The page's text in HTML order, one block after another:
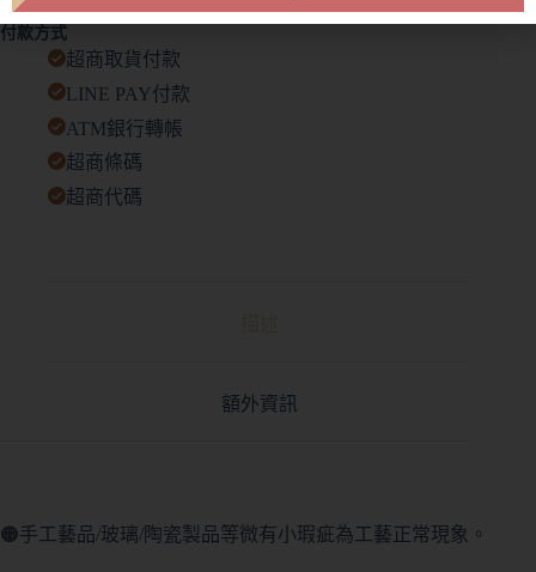
付款方式
超商取貨付款
LINE PAY付款
ATM銀行轉帳
超商條碼
超商代碼
額外資訊
🟠手工藝品/玻璃/陶瓷製品等微有小瑕疵為工藝正常現象。